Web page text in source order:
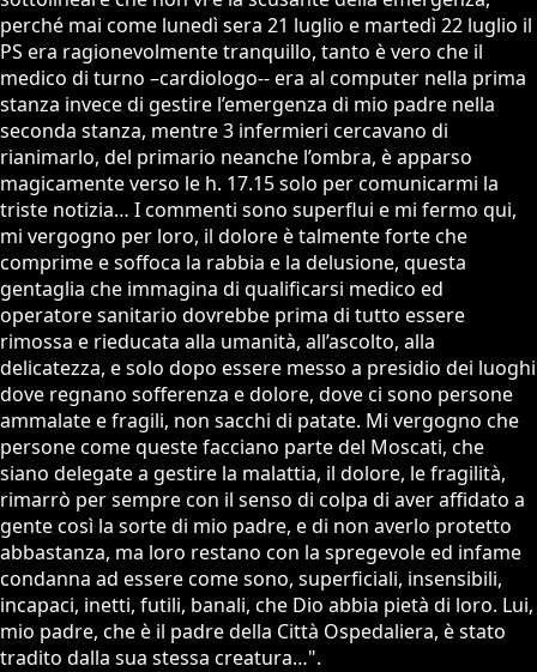
perché mai come lunedì sera 21 luglio e martedì 22 luglio il
PS era ragionevolmente tranquillo, tanto è vero che il
medico di turno –cardiologo-- era al computer nella prima
stanza invece di gestire l’emergenza di mio padre nella
seconda stanza, mentre 3 infermieri cercavano di
rianimarlo, del primario neanche l’ombra, è apparso
magicamente verso le h. 17.15 solo per comunicarmi la
triste notizia… I commenti sono superflui e mi fermo qui,
mi vergogno per loro, il dolore è talmente forte che
comprime e soffoca la rabbia e la delusione, questa
gentaglia che immagina di qualificarsi medico ed
operatore sanitario dovrebbe prima di tutto essere
rimossa e rieducata alla umanità, all’ascolto, alla
delicatezza, e solo dopo essere messo a presidio dei luoghi
dove regnano sofferenza e dolore, dove ci sono persone
ammalate e fragili, non sacchi di patate. Mi vergogno che
persone come queste facciano parte del Moscati, che
siano delegate a gestire la malattia, il dolore, le fragilità,
rimarrò per sempre con il senso di colpa di aver affidato a
gente così la sorte di mio padre, e di non averlo protetto
abbastanza, ma loro restano con la spregevole ed infame
condanna ad essere come sono, superficiali, insensibili,
incapaci, inetti, futili, banali, che Dio abbia pietà di loro. Lui,
mio padre, che è il padre della Città Ospedaliera, è stato
tradito dalla sua stessa creatura…".